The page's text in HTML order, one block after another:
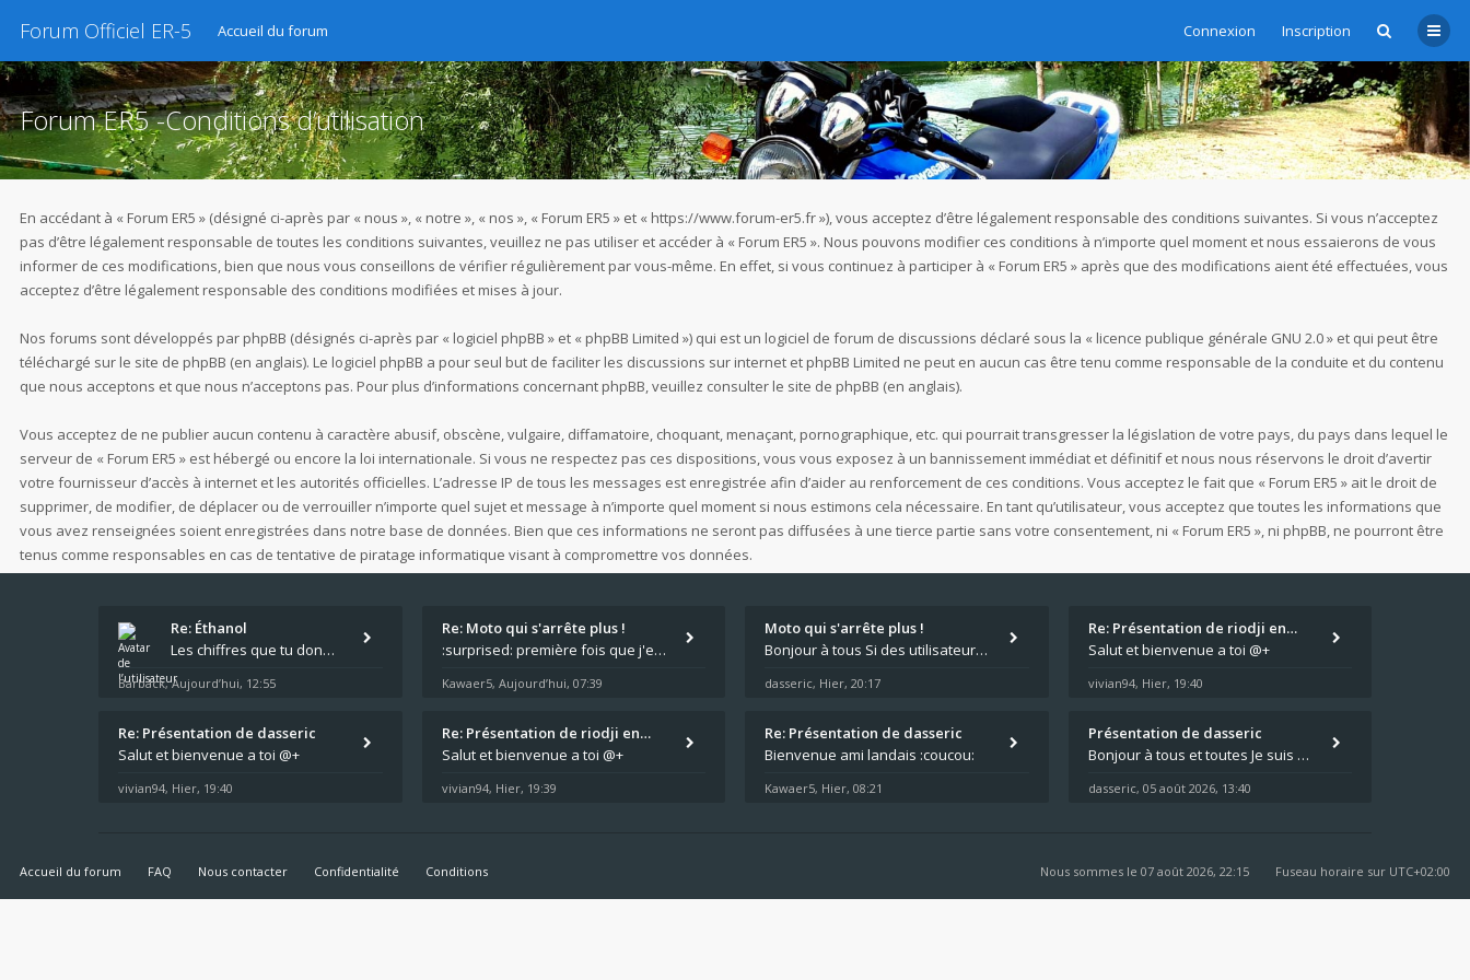
Forum Officiel ER-5 Connexion Inscription
Accueil du forum
Forum ER5 -Conditions d’utilisation
En accédant à « Forum ER5 » (désigné ci-après par « nous », « notre », « nos », « Forum ER5 » et « https://www.forum-er5.fr »), vous acceptez d’être légalement responsable des conditions suivantes. Si vous n’acceptez
pas d’être légalement responsable de toutes les conditions suivantes, veuillez ne pas utiliser et accéder à « Forum ER5 ». Nous pouvons modifier ces conditions à n’importe quel moment et nous essaierons de vous
informer de ces modifications, bien que nous vous conseillons de vérifier régulièrement par vous-même. En effet, si vous continuez à participer à « Forum ER5 » après que des modifications aient été effectuées, vous
acceptez d’être légalement responsable des conditions modifiées et mises à jour.
Nos forums sont développés par phpBB (désignés ci-après par « logiciel phpBB » et « phpBB Limited ») qui est un logiciel de forum de discussions déclaré sous la « licence publique générale GNU 2.0» et qui peut être
téléchargé sur le site de phpBB (en anglais). Le logiciel phpBB a pour seul but de faciliter les discussions sur internet et phpBB Limited ne peut en aucun cas être tenu comme responsable de la conduite et du contenu
que nous acceptons et que nous n’acceptons pas. Pour plus d’informations concernant phpBB, veuillez consulter le site de phpBB (en anglais).
Vous acceptez de ne publier aucun contenu à caractère abusif, obscène, vulgaire, diffamatoire, choquant, menaçant, pornographique, etc. qui pourrait transgresser la législation de votre pays, du pays dans lequel le
serveur de « Forum ER5 » est hébergé ou encore la loi internationale. Si vous ne respectez pas ces dispositions, vous vous exposez à un bannissement immédiat et définitif et nous nous réservons le droit d’avertir
votre fournisseur d’accès à internet et les autorités officielles. L’adresse IP de tous les messages est enregistrée afin d’aider au renforcement de ces conditions. Vous acceptez le fait que « Forum ER5 » ait le droit de
supprimer, de modifier, de déplacer ou de verrouiller n’importe quel sujet et message à n’importe quel moment si nous estimons cela nécessaire. En tant qu’utilisateur, vous acceptez que toutes les informations que
vous avez renseignées soient enregistrées dans notre base de données. Bien que ces informations ne seront pas diffusées à une tierce partie sans votre consentement, ni « Forum ER5 », ni phpBB, ne pourront être
tenus comme responsables en cas de tentative de piratage informatique visant à compromettre vos données.
Re: Éthanol
Les chiffres que tu donnes, c'est bien les tailles de gicleur ? Par contre tes "-2 tours" à quoi correspondent t'ils ?
Barback,Aujourd’hui, 12:55
Re: Moto qui s'arrête plus !
:surprised: première fois que j'entend parler de cette panne ,ta moto aurait été maraboutée? :pretre:
Kawaer5, Aujourd’hui, 07:39
Moto qui s'arrête plus !
Bonjour à tous Si des utilisateurs ont des problèmes avec leur moto qui démarre plus, la mienne ne coupe plus :?: - Je
dasseric, Hier, 20:17
Re: Présentation de riodji en…
Salut et bienvenue a toi @+
vivian94, Hier, 19:40
Re: Présentation de dasseric
Salut et bienvenue a toi @+
vivian94, Hier, 19:40
Re: Présentation de riodji en…
Salut et bienvenue a toi @+
vivian94, Hier, 19:39
Re: Présentation de dasseric
Bienvenue ami landais :coucou:
Kawaer5, Hier, 08:21
Présentation de dasseric
Bonjour à tous et toutes Je suis dans les Landes , la moto appartient à ma fille et je suis désigné pour faire l'entreti
dasseric, 05 août 2026, 13:40
Accueil du forum FAQ Nous contacter Confidentialité Conditions Fuseau horaire sur UTC+02:00
Nous sommes le 07 août 2026, 22:15